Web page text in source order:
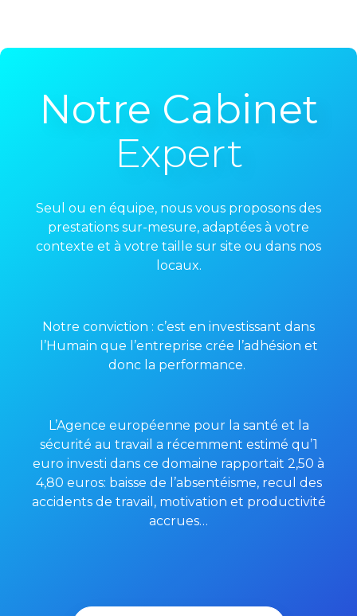
Notre Cabinet
Expert
Seul ou en équipe, nous vous proposons des
prestations sur-mesure, adaptées à votre
contexte et à votre taille sur site ou dans nos
locaux.
Notre conviction : c’est en investissant dans
l’Humain que l’entreprise crée l’adhésion et
donc la performance.
L’Agence européenne pour la santé et la
sécurité au travail a récemment estimé qu’1
euro investi dans ce domaine rapportait 2,50 à
4,80 euros: baisse de l’absentéisme, recul des
accidents de travail, motivation et productivité
accrues…